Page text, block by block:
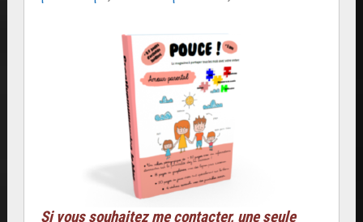
Si vous souhaitez me contacter, une seule